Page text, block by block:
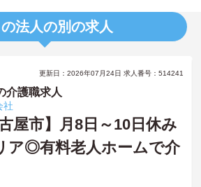
法人の別の求人
更新日：2026年07月24日 求人番号：514241
護職求人
社
屋市】月8日～10日休み
ア◎有料老人ホームで介